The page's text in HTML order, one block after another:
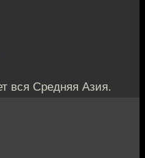
вся Средняя Азия.